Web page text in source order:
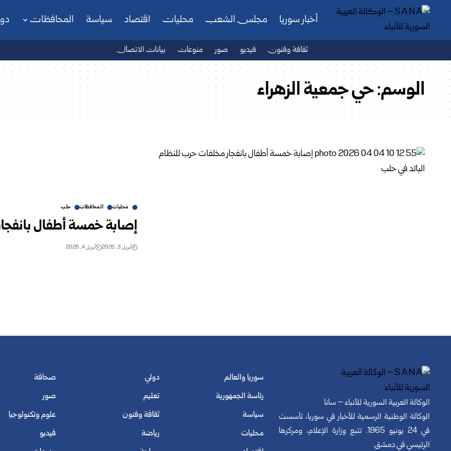
أخبار سوريا مجلس الشعب محليات اقتصاد سياسة المحافظات
ثقافة وفنون فيديو صور منوعات بيانات الاتصال
الوسم:حي جمعية الزهراء
محليات المحافظات حلب
إصابة خمسة أطفال
أبريل 3, 2026 أبريل 4, 2026
الوكالة العربية السورية للأنباء – سانا
الوكالة الوطنية الرسمية للأخبار في سوريا، تأسست
في 24 يونيو 1965. تتبع وزارة الإعلام، ومركزها
الرئيسي في دمشق.
سوريا والعالم
رئاسة الجمهورية
سياسة
محليات
دولي
تعليم
ثقافة وفنون
رياضة
صحافة
صور
علوم وتكنولوجيا
فيديو